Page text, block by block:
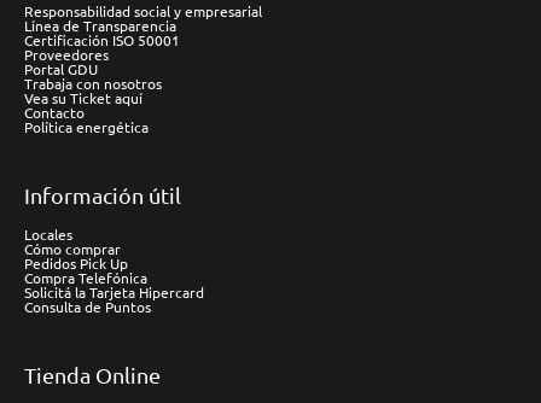
Responsabilidad social y empresarial
Línea de Transparencia
Certificación ISO 50001
Proveedores
Portal GDU
Trabaja con nosotros
Vea su Ticket aquí
Contacto
Política energética
Información útil
Locales
Cómo comprar
Pedidos Pick Up
Compra Telefónica
Solicitá la Tarjeta Hipercard
Consulta de Puntos
Tienda Online